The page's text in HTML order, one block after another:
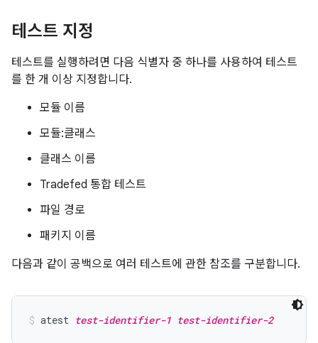
테스트 지정
테스트를 실행하려면 다음 식별자 중 하나를 사용하여 테스트
를 한 개 이상 지정합니다.
모듈 이름
모듈:클래스
클래스 이름
Tradefed 통합 테스트
파일 경로
패키지 이름
다음과 같이 공백으로 여러 테스트에 관한 참조를 구분합니다.
atest test-identifier-1 test-identifier-2